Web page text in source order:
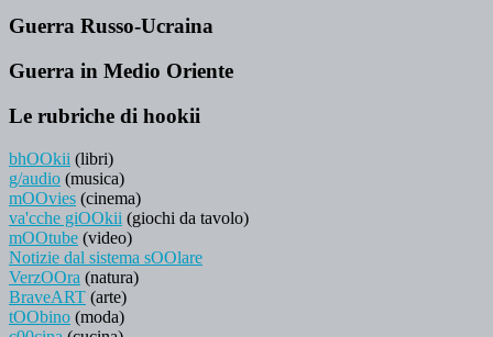
Guerra Russo-Ucraina
Guerra in Medio Oriente
Le rubriche di hookii
bhOOkii (libri)
g/audio (musica)
mOOvies (cinema)
va'cche giOOkii (giochi da tavolo)
mOOtube (video)
Notizie dal sistema sOOlare
VerzOOra (natura)
BraveART (arte)
tOObino (moda)